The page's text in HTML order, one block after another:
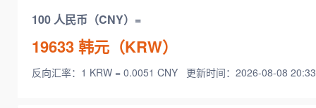
100 人民币（CNY）=
19633韩元（KRW）
反向汇率：1 KRW = 0.0051 CNY 更新时间：2026-08-08